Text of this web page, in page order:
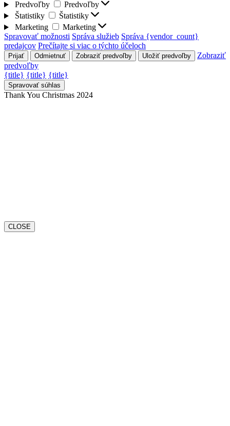
Predvoľby
Predvoľby
Štatistiky
Štatistiky
Marketing
Marketing
Spravovať možnosti Správa služieb Správa {vendor_count}
predajcov Prečítajte si viac o týchto účeloch
Prijať Odmietnuť Zobraziť predvoľby Uložiť predvoľby
Zobraziť
predvoľby
{title} {title} {title}
Spravovať súhlas
Thank You Christmas 2024
CLOSE